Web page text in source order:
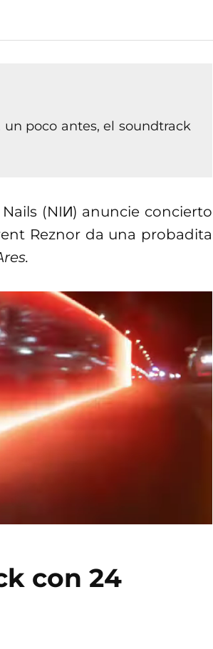
un poco antes, el soundtrack
(NIИ) anuncie concierto
Reznor da una probadita
con 24